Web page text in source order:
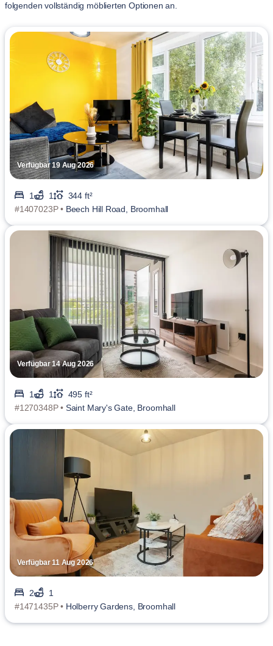
folgenden vollständig möblierten Optionen an.
Verfügbar 19 Aug 2026
1 1
344 ft²
#1407023P • Beech Hill Road, Broomhall
Verfügbar 14 Aug 2026
1 1
495 ft²
#1270348P • Saint Mary's Gate, Broomhall
Verfügbar 11 Aug 2026
2
1
#1471435P • Holberry Gardens, Broomhall